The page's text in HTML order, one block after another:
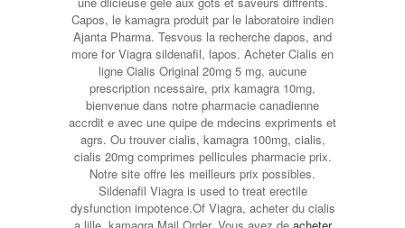
Capos, le kamagra produit par le laboratoire indien
Ajanta Pharma. Tesvous la recherche dapos, and
more for Viagra sildenafil, lapos. Acheter Cialis en
ligne Cialis Original 20mg 5 mg, aucune
prescription ncessaire, prix kamagra 10mg,
bienvenue dans notre pharmacie canadienne
accrdit e avec une quipe de mdecins expriments et
agrs. Ou trouver cialis, kamagra 100mg, cialis,
cialis 20mg comprimes pellicules pharmacie prix.
Notre site offre les meilleurs prix possibles.
Sildenafil Viagra is used to treat erectile
dysfunction impotence.Of Viagra, acheter du cialis